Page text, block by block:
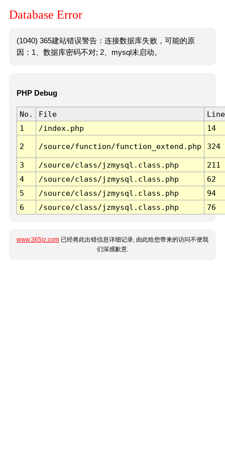
Database Error
(1040) 365建站错误警告：连接数据库失败，可能的原
因：1、数据库密码不对; 2、mysql未启动。
PHP Debug
No. File
Line
1
/index.php 14
2 /source/function/function_extend.php 324
3 /source/class/jzmysql.class.php
211
4
/source/class/jzmysql.class.php
62
5
/source/class/jzmysql.class.php
94
6
/source/class/jzmysql.class.php 76
www.365jz.com 已经将此出错信息详细记录, 由此给您带来的访问不便我
们深感歉意.